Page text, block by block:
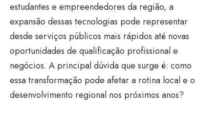
estudantes e empreendedores da região, a
expansão dessas tecnologias pode representar
desde serviços públicos mais rápidos até novas
oportunidades de qualificação profissional e
negócios. A principal dúvida que surge é: como
essa transformação pode afetar a rotina local e o
desenvolvimento regional nos próximos anos?